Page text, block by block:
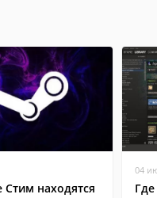
Стим находятся
04